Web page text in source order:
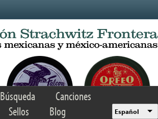
Búsqueda
Canciones
Sellos Blog Español